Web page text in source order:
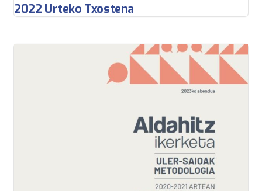
2022 Urteko Txostena